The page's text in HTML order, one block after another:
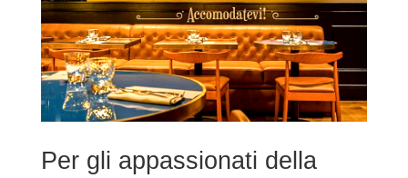
Per gli appassionati della